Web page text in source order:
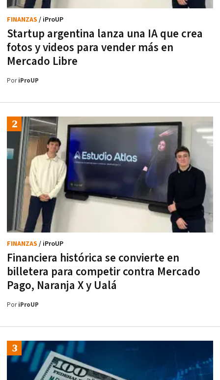
Startup argentina lanza una IA que crea
fotos y videos para vender más en
Mercado Libre
FINANZAS / iProUP
PoriProUP
Financiera histórica se convierte en
billetera para competir contra Mercado
Pago, Naranja X y Ualá
FINANZAS / iProUP
PoriProUP